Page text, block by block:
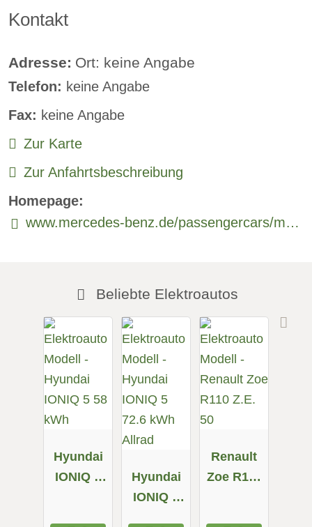
Klimaautomatik:
Lederlenkrad:
verfügbar
Standheizung:
verfügbar
Sprachsteuerung:
Rückfahrkamera
Sitzheizung vorne:
verfügbar
Sitzheizung hinten:
Kontakt
Adresse: Ort: keine Angabe
Telefon: keine Angabe
Fax: keine Angabe
Zur Karte
Zur Anfahrtsbeschreibung
Homepage:
www.mercedes-benz.de/passengercars/models/suv/new/eqa.html
Beliebte Elektroautos
Hyundai
IONIQ 5
Hyundai
IONIQ 5
Renault
Zoe R110